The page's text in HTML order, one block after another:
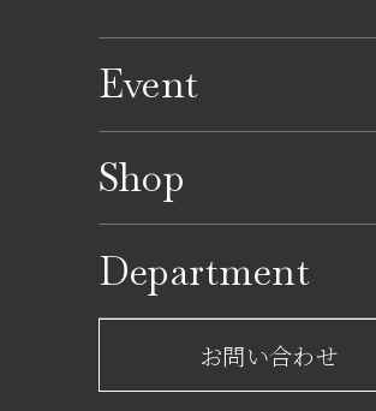
Event
イベントカレンダー
Shop
レストラン一覧
ショップからのお知らせ
フロアガイド
Department
サービスのご案内
お問い合わせ